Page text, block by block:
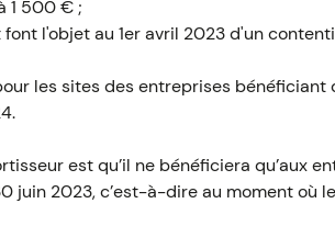
1 500 € ;
l'objet au 1er avril 2023 d'un
les sites des entreprises bénéficiant
est qu’il ne bénéficiera qu’aux
juin 2023, c’est-à-dire au moment où